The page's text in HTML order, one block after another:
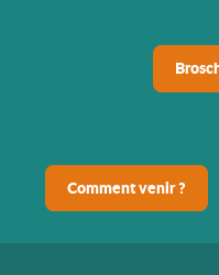
Comment venir ?